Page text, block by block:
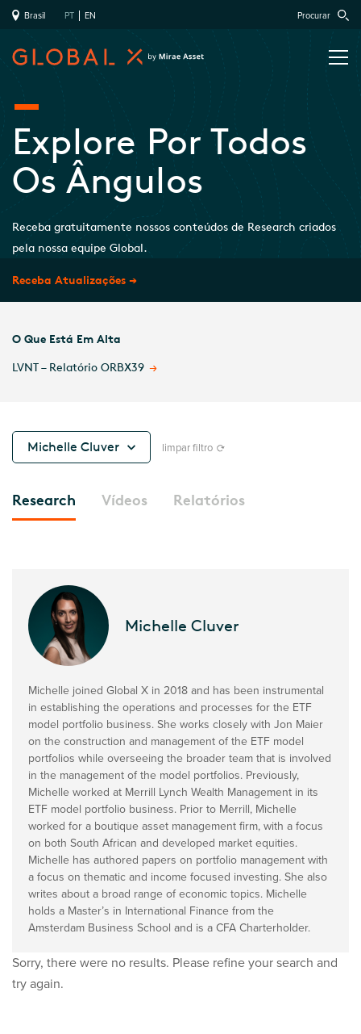
Brasil PT EN Procurar
Explore Por Todos
Os Ângulos
Receba gratuitamente nossos conteúdos de Research criados
pela nossa equipe Global.
Receba Atualizações →
O Que Está Em Alta
Introducing ORBX: The Case for Space Tech
Michelle Cluver limpar filtro
Research Vídeos Relatórios
Michelle Cluver
Michelle joined Global X in 2018 and has been instrumental
in establishing the operations and processes for the ETF
model portfolio business. She works closely with Jon Maier
on the construction and management of the ETF model
portfolios while overseeing the broader team that is involved
in the management of the model portfolios. Previously,
Michelle worked at Merrill Lynch Wealth Management in its
ETF model portfolio business. Prior to Merrill, Michelle
worked for a boutique asset management firm, with a focus
on both South African and developed market equities.
Michelle has authored papers on portfolio management with
a focus on thematic and income focused investing. She also
writes about a broad range of economic topics. Michelle
holds a Master’s in International Finance from the
Amsterdam Business School and is a CFA Charterholder.
Sorry, there were no results. Please refine your search and
try again.